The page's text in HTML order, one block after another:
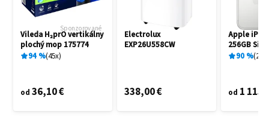
Sponzorované
Vileda H₂prO vertikálny
plochý mop 175774
94% 45x
od 36,10 €
Electrolux
EXP26U558CW
338,00 €
Apple
256GB
90% 25
od 1